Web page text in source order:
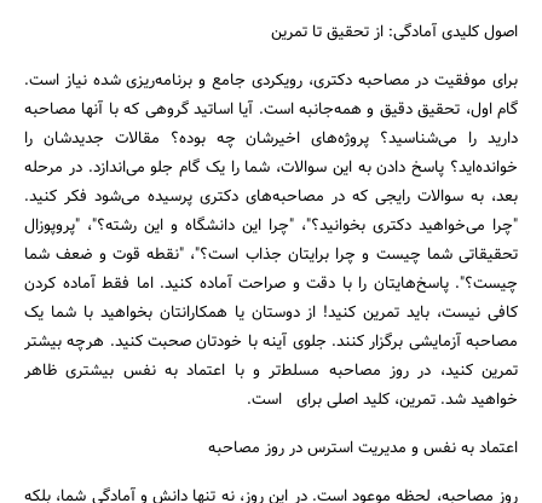
اصول کلیدی آمادگی: از تحقیق تا تمرین
برای موفقیت در مصاحبه دکتری، رویکردی جامع و برنامه‌ریزی شده نیاز است.
گام اول، تحقیق دقیق و همه‌جانبه است. آیا اساتید گروهی که با آنها مصاحبه
دارید را می‌شناسید؟ پروژه‌های اخیرشان چه بوده؟ مقالات جدیدشان را
خوانده‌اید؟ پاسخ دادن به این سوالات، شما را یک گام جلو می‌اندازد. در مرحله
بعد، به سوالات رایجی که در مصاحبه‌های دکتری پرسیده می‌شود فکر کنید.
"چرا می‌خواهید دکتری بخوانید؟"، "چرا این دانشگاه و این رشته؟"، "پروپوزال
تحقیقاتی شما چیست و چرا برایتان جذاب است؟"، "نقطه قوت و ضعف شما
چیست؟". پاسخ‌هایتان را با دقت و صراحت آماده کنید. اما فقط آماده کردن
کافی نیست، باید تمرین کنید! از دوستان یا همکارانتان بخواهید با شما یک
مصاحبه آزمایشی برگزار کنند. جلوی آینه با خودتان صحبت کنید. هرچه بیشتر
تمرین کنید، در روز مصاحبه مسلط‌تر و با اعتماد به نفس بیشتری ظاهر
خواهید شد. تمرین، کلید اصلی برای است.
اعتماد به نفس و مدیریت استرس در روز مصاحبه
روز مصاحبه، لحظه موعود است. در این روز، نه تنها دانش و آمادگی شما، بلکه